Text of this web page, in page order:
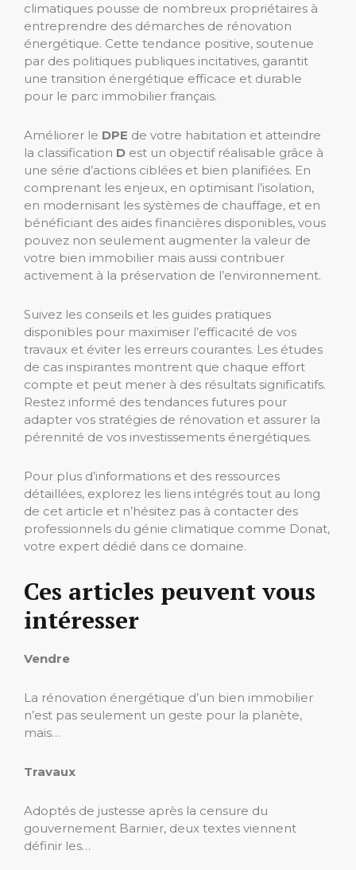
climatiques pousse de nombreux propriétaires à
entreprendre des démarches de rénovation
énergétique. Cette tendance positive, soutenue
par des politiques publiques incitatives, garantit
une transition énergétique efficace et durable
pour le parc immobilier français.
Améliorer le DPE de votre habitation et atteindre
la classification D est un objectif réalisable grâce à
une série d’actions ciblées et bien planifiées. En
comprenant les enjeux, en optimisant l’isolation,
en modernisant les systèmes de chauffage, et en
bénéficiant des aides financières disponibles, vous
pouvez non seulement augmenter la valeur de
votre bien immobilier mais aussi contribuer
activement à la préservation de l’environnement.
Suivez les conseils et les guides pratiques
disponibles pour maximiser l’efficacité de vos
travaux et éviter les erreurs courantes. Les études
de cas inspirantes montrent que chaque effort
compte et peut mener à des résultats significatifs.
Restez informé des tendances futures pour
adapter vos stratégies de rénovation et assurer la
pérennité de vos investissements énergétiques.
Pour plus d’informations et des ressources
détaillées, explorez les liens intégrés tout au long
de cet article et n’hésitez pas à contacter des
professionnels du génie climatique comme Donat,
votre expert dédié dans ce domaine.
Ces articles peuvent vous
intéresser
Vendre
La rénovation énergétique d’un bien immobilier
n’est pas seulement un geste pour la planète,
mais…
Travaux
Adoptés de justesse après la censure du
gouvernement Barnier, deux textes viennent
définir les…